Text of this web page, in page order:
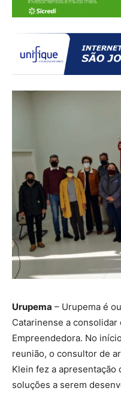
Urupema – Urupema é
Catarinense a consolidar
Empreendedora. No
reunião, o consultor de
Klein fez a apresentação
soluções a serem